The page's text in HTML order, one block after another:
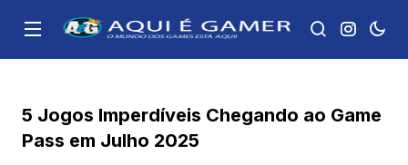
5 Jogos Imperdíveis Chegando ao Game
Pass em Julho 2025